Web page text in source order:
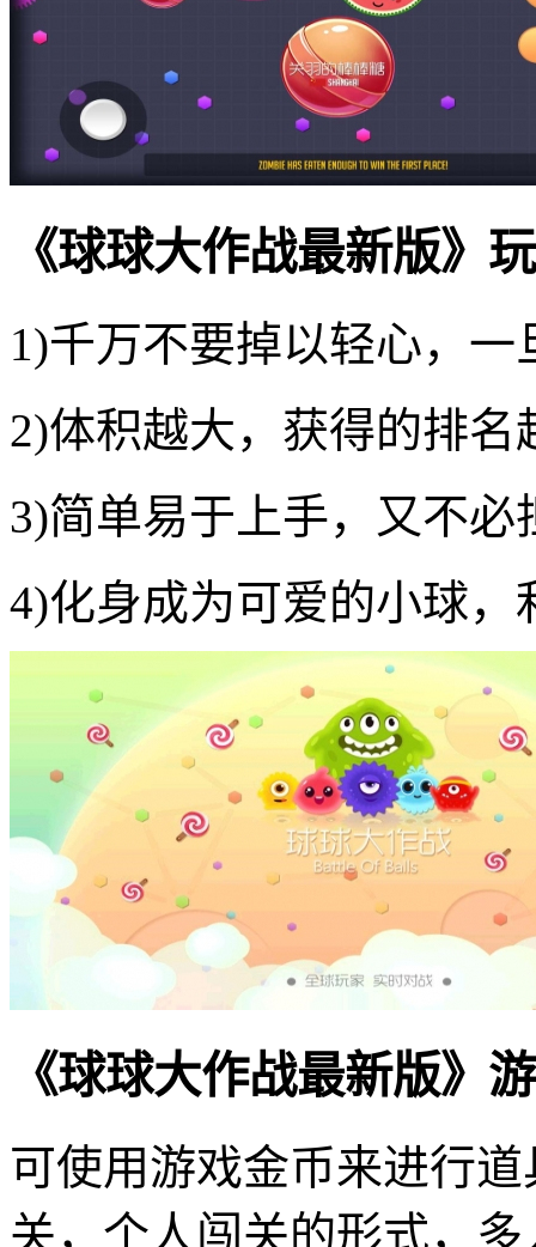
《球球大作战最新版》
1)千万不要掉以轻心，
2)体积越大，获得的排
3)简单易于上手，又不
4)化身成为可爱的小球
《球球大作战最新版》
可使用游戏金币来进行
关，个人闯关的形式，